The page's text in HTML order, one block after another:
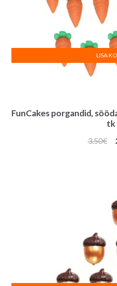
FunCakes porgandid,
tk
3.50€
LISA